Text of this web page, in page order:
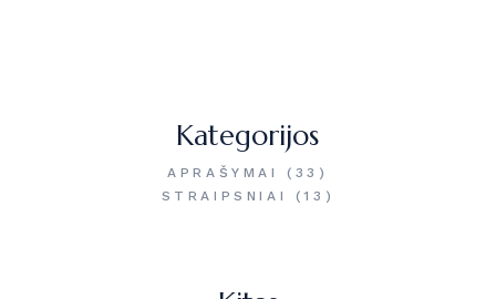
Kategorijos
APRAŠYMAI
(33)
STRAIPSNIAI
(13)